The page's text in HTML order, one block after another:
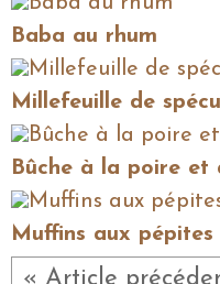
Baba au rhum
Millefeuille de
Bûche à la poire et
Muffins aux
« Article